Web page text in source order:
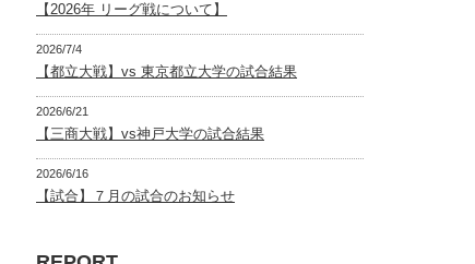
【2026年 リーグ戦について】
2026/7/4
【都立大戦】vs 東京都立大学の試合結果
2026/6/21
【三商大戦】vs神戸大学の試合結果
2026/6/16
【試合】７月の試合のお知らせ